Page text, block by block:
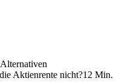
Aktienrente nicht?12 Min.